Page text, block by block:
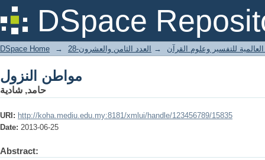
DSpace
مواطن النزول
DSpace Home → للتفسير وعلوم القرآن → العدد الثامن والعشرون-28
مواطن النزول
حامد, شادية
URI: http://koha.mediu.edu.my:8181/xmlui/handle/123456789/15835
Date: 2013-06-25
Abstract: